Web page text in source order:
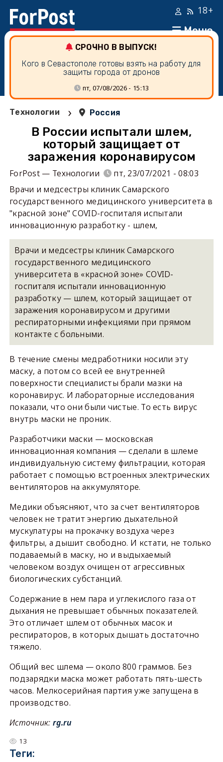
Меню
18+
СРОЧНО В ВЫПУСК!
Кого в Севастополе готовы взять на работу для
защиты города от дронов
пт, 07/08/2026 - 15:13
Технологии › Россия
В России испытали шлем,
который защищает от
заражения коронавирусом
ForPost — Технологии
пт, 23/07/2021 - 08:03
Врачи и медсестры клиник Самарского
государственного медицинского университета в
"красной зоне" COVID-госпиталя испытали
инновационную разработку - шлем,
Врачи и медсестры клиник Самарского
государственного медицинского
университета в «красной зоне» COVID-
госпиталя испытали инновационную
разработку — шлем, который защищает от
заражения коронавирусом и другими
респираторными инфекциями при прямом
контакте с больными.
В течение смены медработники носили эту
маску, а потом со всей ее внутренней
поверхности специалисты брали мазки на
коронавирус. И лабораторные исследования
показали, что они были чистые. То есть вирус
внутрь маски не проник.
Разработчики маски — московская
инновационная компания — сделали в шлеме
индивидуальную систему фильтрации, которая
работает с помощью встроенных электрических
вентиляторов на аккумуляторе.
Медики объясняют, что за счет вентиляторов
человек не тратит энергию дыхательной
мускулатуры на прокачку воздуха через
фильтры, а дышит свободно. И кстати, не только
подаваемый в маску, но и выдыхаемый
человеком воздух очищен от агрессивных
биологических субстанций.
Содержание в нем пара и углекислого газа от
дыхания не превышает обычных показателей.
Это отличает шлем от обычных масок и
респираторов, в которых дышать достаточно
тяжело.
Общий вес шлема — около 800 граммов. Без
подзарядки маска может работать пять-шесть
часов. Мелкосерийная партия уже запущена в
производство.
Источник: rg.ru
13
Теги: